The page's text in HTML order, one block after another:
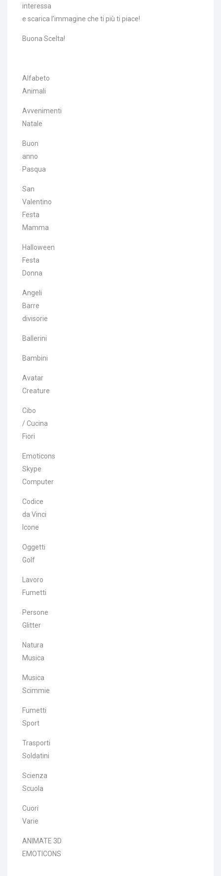
interessa
e scarica l’immagine che ti più ti piace!
Buona Scelta!
Alfabeto
Animali
Avvenimenti
Natale
Buon
anno
Pasqua
San
Valentino
Festa
Mamma
Halloween
Festa
Donna
Angeli
Barre
divisorie
Ballerini
Bambini
Avatar
Creature
Cibo
/ Cucina
Fiori
Emoticons
Skype
Computer
Codice
da Vinci
Icone
Oggetti
Golf
Lavoro
Fumetti
Persone
Glitter
Natura
Musica
Musica
Scimmie
Fumetti
Sport
Trasporti
Soldatini
Scienza
Scuola
Cuori
Varie
ANIMATE 3D
EMOTICONS